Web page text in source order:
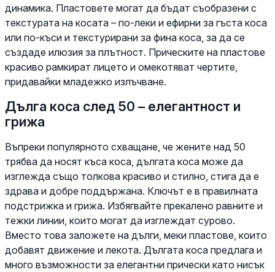
динамика. Пластовете могат да бъдат съобразени с
текстурата на косата – по-леки и ефирни за гъста коса
или по-къси и текстурирани за фина коса, за да се
създаде илюзия за плътност. Прическите на пластове
красиво рамкират лицето и омекотяват чертите,
придавайки младежко излъчване.
Дълга коса след 50 – елегантност и
грижа
Въпреки популярното схващане, че жените над 50
трябва да носят къса коса, дългата коса може да
изглежда също толкова красиво и стилно, стига да е
здрава и добре поддържана. Ключът е в правилната
подстрижка и грижа. Избягвайте прекалено равните и
тежки линии, които могат да изглеждат сурово.
Вместо това заложете на дълги, меки пластове, които
добавят движение и лекота. Дългата коса предлага и
много възможности за елегантни прически като нисък